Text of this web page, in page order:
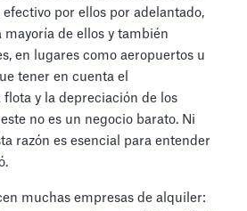
por ellos por adelantado,
de ellos y también
en lugares como aeropuertos u
tener en cuenta el
y la depreciación de los
no es un negocio barato. Ni
razón es esencial para entender
muchas empresas de alquiler: